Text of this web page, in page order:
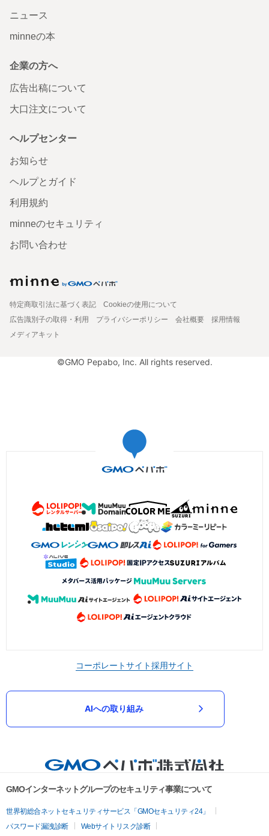
ニュース
minneの本
企業の方へ
広告出稿について
大口注文について
ヘルプセンター
お知らせ
ヘルプとガイド
利用規約
minneのセキュリティ
お問い合わせ
特定商取引法に基づく表記
Cookieの使用について
広告識別子の取得・利用
プライバシーポリシー 会社概要
採用情報
メディアキット
©GMO Pepabo, Inc. All rights reserved.
コーポレートサイト採用サイト
AIへの取り組み
GMOインターネットグループのセキュリティ事業について
世界初総合ネットセキュリティサービス「GMOセキュリティ24」
パスワード漏洩診断
Webサイトリスク診断